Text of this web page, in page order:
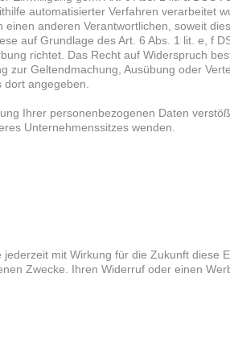
automatisierter Verfahren verarbeitet
anderen Verantwortlichen, soweit
auf Grundlage des Art. 6 Abs. 1 lit. e, f
richtet. Das Recht auf Widerspruch
Geltendmachung, Ausübung oder
dort angegeben.
Ihrer personenbezogenen Daten
Unternehmenssitzes wenden.
mit Wirkung für die Zukunft diese
Zwecke. Ihren Widerruf oder einen